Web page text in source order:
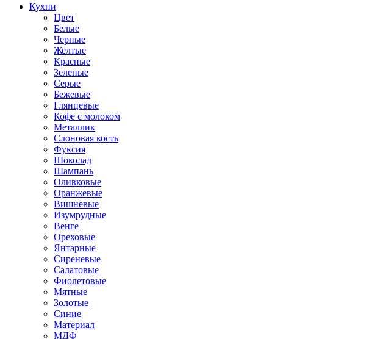
Кухни
Цвет
Белые
Черные
Желтые
Красные
Зеленые
Серые
Бежевые
Глянцевые
Кофе с молоком
Металлик
Слоновая кость
Фуксия
Шоколад
Шампань
Оливковые
Оранжевые
Вишневые
Изумрудные
Венге
Ореховые
Янтарные
Сиреневые
Салатовые
Фиолетовые
Мятные
Золотые
Синие
Материал
МДФ